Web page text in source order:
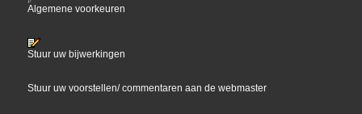
Algemene voorkeuren
Stuur uw bijwerkingen
Stuur uw voorstellen/ commentaren aan de webmaster